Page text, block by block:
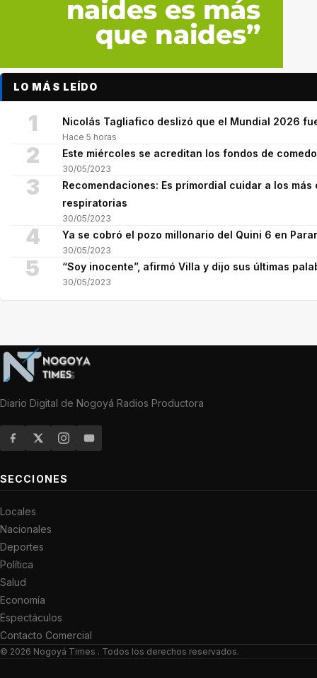
LO MÁS LEÍDO
1 Nicolás Tagliafico deslizó que el Mundial 2026
Hace 5 horas
2 Este miércoles se acreditan los fondos de
30/05/2023
3
Recomendaciones: Es primordial cuidar a los
respiratorias
30/05/2023
4 Ya se cobró el pozo millonario del Quini 6 en
30/05/2023
5 “Soy inocente”, afirmó Villa y dijo sus últimas
30/05/2023
Diario Digital de Nogoyá Radios Productora
SECCIONES
Locales
Nacionales
Deportes
Política
Salud
Economía
Espectáculos
Contacto Comercial
© 2026 Nogoyá Times . Todos los derechos reservados.